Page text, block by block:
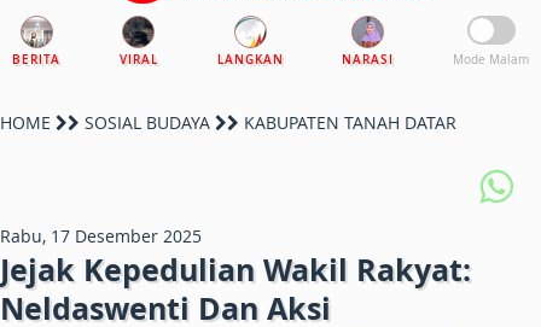
BERITA VIRAL LANGKAN NARASI Mode Malam
HOME SOSIAL BUDAYA KABUPATEN TANAH DATAR
Rabu, 17 Desember 2025
Jejak Kepedulian Wakil Rakyat:
Neldaswenti Dan Aksi